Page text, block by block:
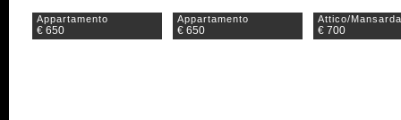
Appartamento
€ 650
Appartamento
€ 650
Attico/Mansarda
€ 700